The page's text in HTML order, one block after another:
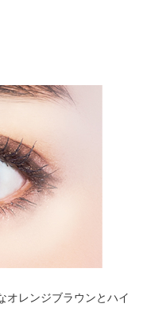
オレンジブラウンとハイ